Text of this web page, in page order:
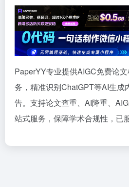
PaperYY专业提供AIGC免费论
务，精准识别ChatGPT等AI生成
告。支持论文查重、AI降重、
站式服务，保障学术合规性，已